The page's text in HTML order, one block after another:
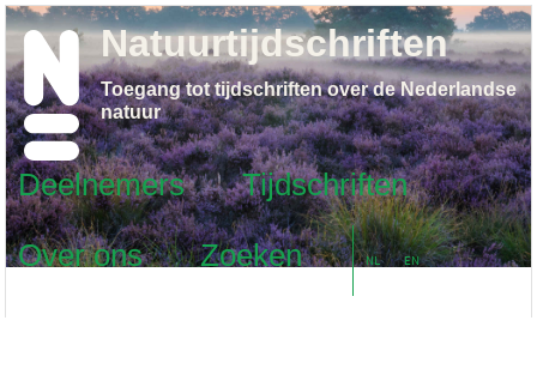
Deelnemers
Tijdschriften
Over ons
Zoeken NL EN
Natuurtijdschriften
Toegang tot tijdschriften over de Nederlandse
natuur